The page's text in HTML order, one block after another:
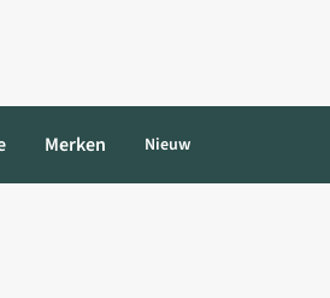
Merken Nieuw